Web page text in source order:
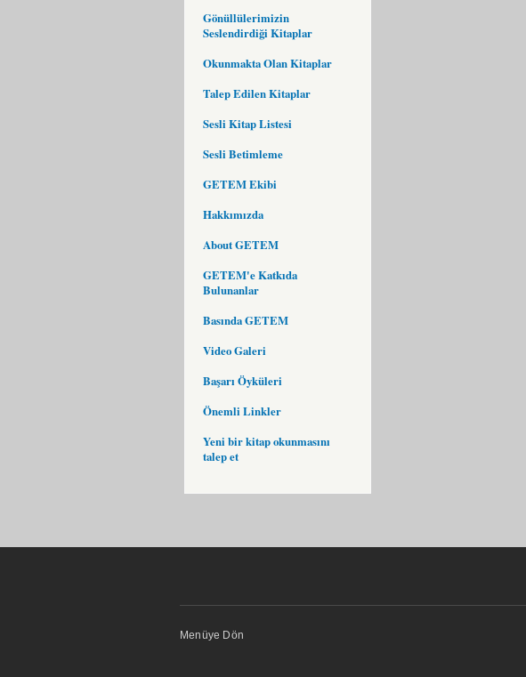
Gönüllülerimizin
Seslendirdiği Kitaplar
Okunmakta Olan Kitaplar
Talep Edilen Kitaplar
Sesli Kitap Listesi
Sesli Betimleme
GETEM Ekibi
Hakkımızda
About GETEM
GETEM'e Katkıda
Bulunanlar
Basında GETEM
Video Galeri
Başarı Öyküleri
Önemli Linkler
Yeni bir kitap okunmasını
talep et
Menüye Dön